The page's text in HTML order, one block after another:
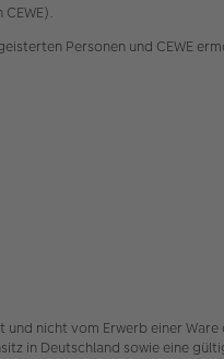
Personen und CEWE
nicht vom Erwerb einer
in Deutschland sowie eine